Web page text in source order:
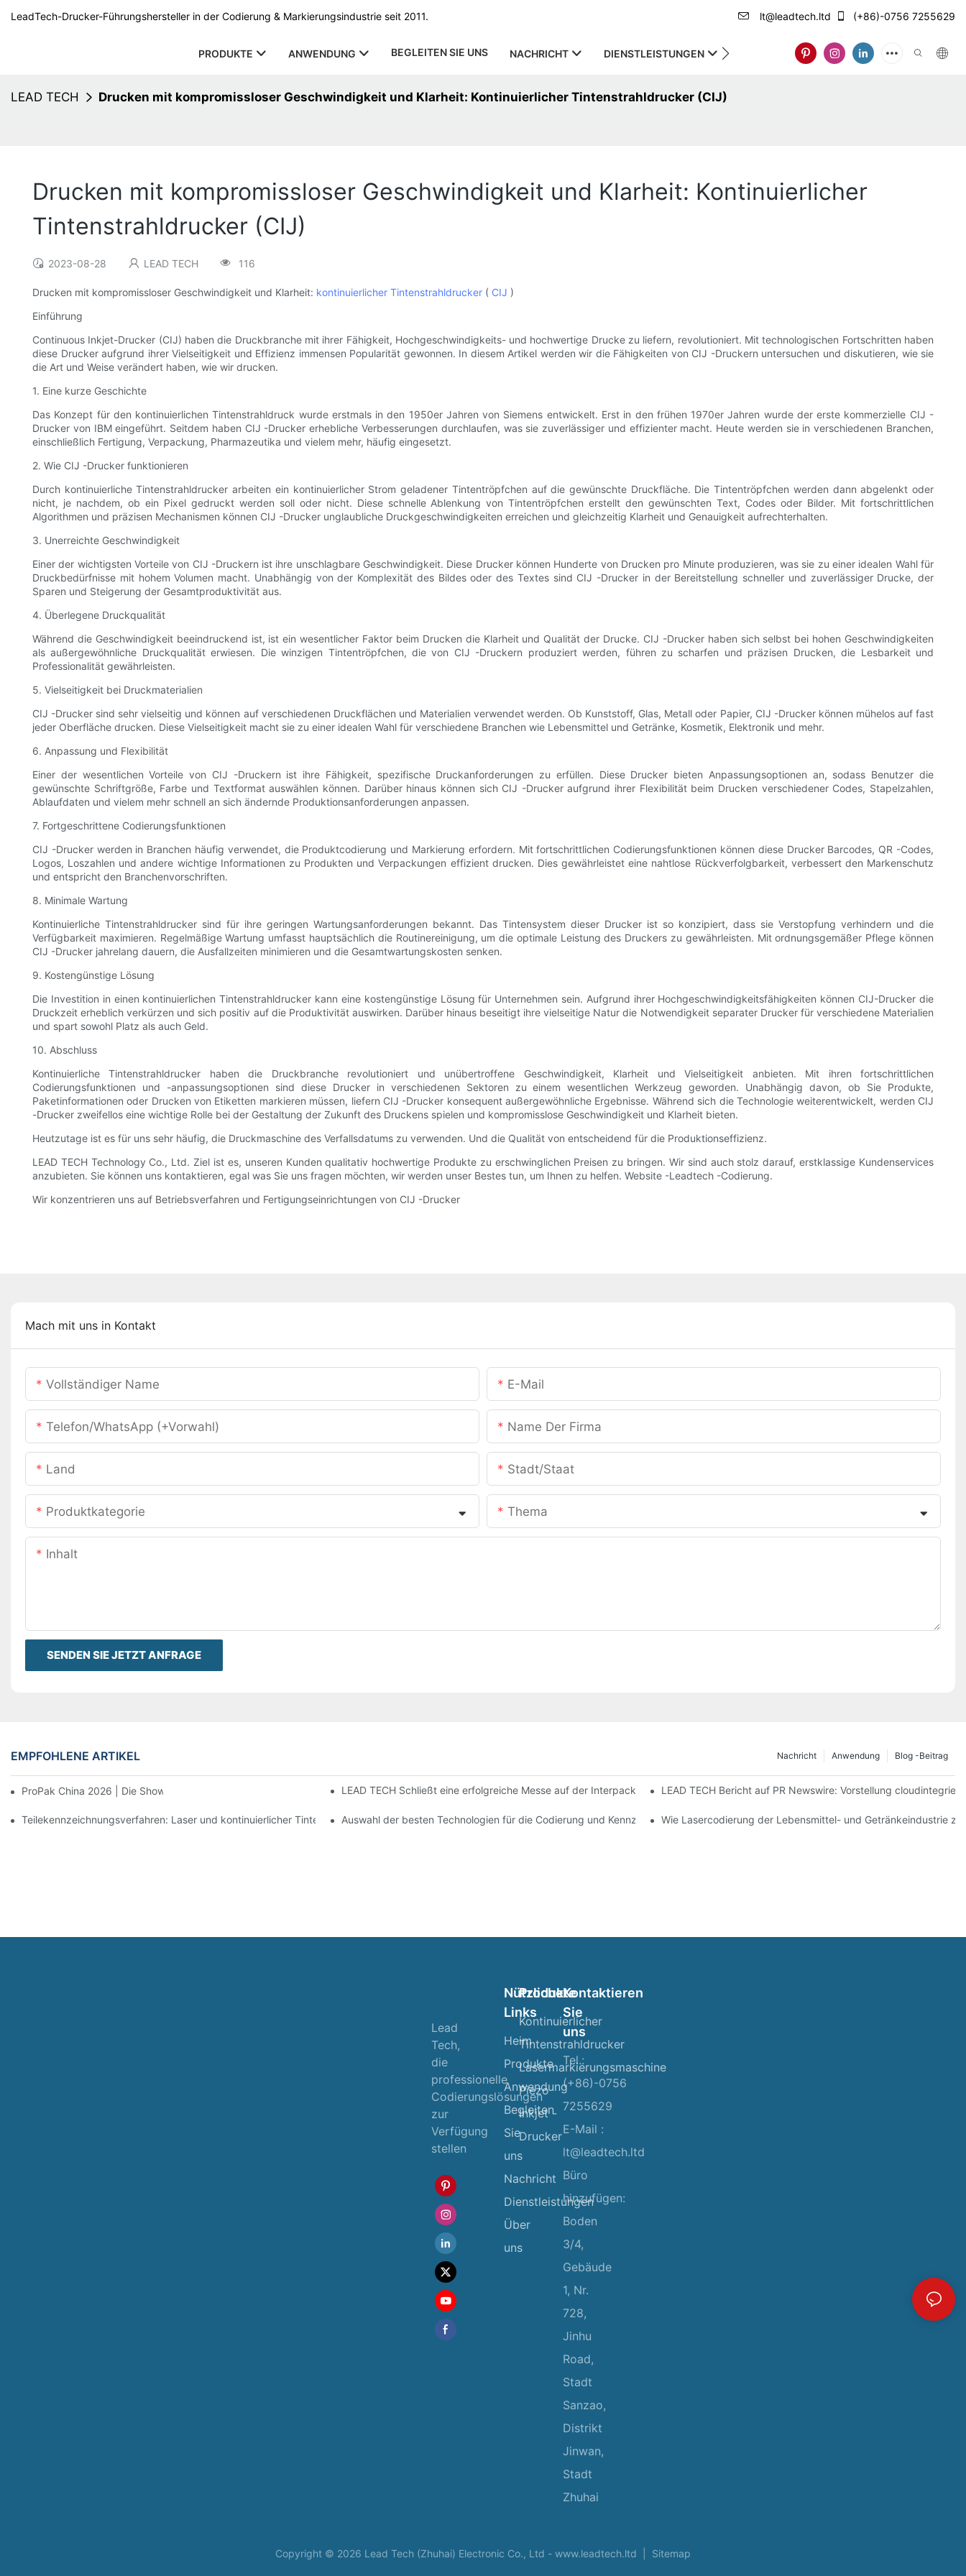
LeadTech-Drucker-Führungshersteller in der Codierung & Markierungsindustrie seit 2011. lt@leadtech.ltd (+86)-0756 7255629
PRODUKTE ANWENDUNG BEGLEITEN SIE UNS NACHRICHT DIENSTLEISTUNGEN
LEAD TECH Drucken mit kompromissloser Geschwindigkeit und Klarheit: Kontinuierlicher Tintenstrahldrucker (CIJ)
Drucken mit kompromissloser Geschwindigkeit und Klarheit: Kontinuierlicher
Tintenstrahldrucker (CIJ)
2023-08-28 LEAD TECH 116
Drucken mit kompromissloser Geschwindigkeit und Klarheit: kontinuierlicher Tintenstrahldrucker ( CIJ )
Einführung
Continuous Inkjet-Drucker (CIJ) haben die Druckbranche mit ihrer Fähigkeit, Hochgeschwindigkeits- und hochwertige Drucke zu liefern, revolutioniert. Mit technologischen Fortschritten haben
diese Drucker aufgrund ihrer Vielseitigkeit und Effizienz immensen Popularität gewonnen. In diesem Artikel werden wir die Fähigkeiten von CIJ -Druckern untersuchen und diskutieren, wie sie
die Art und Weise verändert haben, wie wir drucken.
1. Eine kurze Geschichte
Das Konzept für den kontinuierlichen Tintenstrahldruck wurde erstmals in den 1950er Jahren von Siemens entwickelt. Erst in den frühen 1970er Jahren wurde der erste kommerzielle CIJ -
Drucker von IBM eingeführt. Seitdem haben CIJ -Drucker erhebliche Verbesserungen durchlaufen, was sie zuverlässiger und effizienter macht. Heute werden sie in verschiedenen Branchen,
einschließlich Fertigung, Verpackung, Pharmazeutika und vielem mehr, häufig eingesetzt.
2. Wie CIJ -Drucker funktionieren
Durch kontinuierliche Tintenstrahldrucker arbeiten ein kontinuierlicher Strom geladener Tintentröpfchen auf die gewünschte Druckfläche. Die Tintentröpfchen werden dann abgelenkt oder
nicht, je nachdem, ob ein Pixel gedruckt werden soll oder nicht. Diese schnelle Ablenkung von Tintentröpfchen erstellt den gewünschten Text, Codes oder Bilder. Mit fortschrittlichen
Algorithmen und präzisen Mechanismen können CIJ -Drucker unglaubliche Druckgeschwindigkeiten erreichen und gleichzeitig Klarheit und Genauigkeit aufrechterhalten.
3. Unerreichte Geschwindigkeit
Einer der wichtigsten Vorteile von CIJ -Druckern ist ihre unschlagbare Geschwindigkeit. Diese Drucker können Hunderte von Drucken pro Minute produzieren, was sie zu einer idealen Wahl für
Druckbedürfnisse mit hohem Volumen macht. Unabhängig von der Komplexität des Bildes oder des Textes sind CIJ -Drucker in der Bereitstellung schneller und zuverlässiger Drucke, der
Sparen und Steigerung der Gesamtproduktivität aus.
4. Überlegene Druckqualität
Während die Geschwindigkeit beeindruckend ist, ist ein wesentlicher Faktor beim Drucken die Klarheit und Qualität der Drucke. CIJ -Drucker haben sich selbst bei hohen Geschwindigkeiten
als außergewöhnliche Druckqualität erwiesen. Die winzigen Tintentröpfchen, die von CIJ -Druckern produziert werden, führen zu scharfen und präzisen Drucken, die Lesbarkeit und
Professionalität gewährleisten.
5. Vielseitigkeit bei Druckmaterialien
CIJ -Drucker sind sehr vielseitig und können auf verschiedenen Druckflächen und Materialien verwendet werden. Ob Kunststoff, Glas, Metall oder Papier, CIJ -Drucker können mühelos auf fast
jeder Oberfläche drucken. Diese Vielseitigkeit macht sie zu einer idealen Wahl für verschiedene Branchen wie Lebensmittel und Getränke, Kosmetik, Elektronik und mehr.
6. Anpassung und Flexibilität
Einer der wesentlichen Vorteile von CIJ -Druckern ist ihre Fähigkeit, spezifische Druckanforderungen zu erfüllen. Diese Drucker bieten Anpassungsoptionen an, sodass Benutzer die
gewünschte Schriftgröße, Farbe und Textformat auswählen können. Darüber hinaus können sich CIJ -Drucker aufgrund ihrer Flexibilität beim Drucken verschiedener Codes, Stapelzahlen,
Ablaufdaten und vielem mehr schnell an sich ändernde Produktionsanforderungen anpassen.
7. Fortgeschrittene Codierungsfunktionen
CIJ -Drucker werden in Branchen häufig verwendet, die Produktcodierung und Markierung erfordern. Mit fortschrittlichen Codierungsfunktionen können diese Drucker Barcodes, QR -Codes,
Logos, Loszahlen und andere wichtige Informationen zu Produkten und Verpackungen effizient drucken. Dies gewährleistet eine nahtlose Rückverfolgbarkeit, verbessert den Markenschutz
und entspricht den Branchenvorschriften.
8. Minimale Wartung
Kontinuierliche Tintenstrahldrucker sind für ihre geringen Wartungsanforderungen bekannt. Das Tintensystem dieser Drucker ist so konzipiert, dass sie Verstopfung verhindern und die
Verfügbarkeit maximieren. Regelmäßige Wartung umfasst hauptsächlich die Routinereinigung, um die optimale Leistung des Druckers zu gewährleisten. Mit ordnungsgemäßer Pflege können
CIJ -Drucker jahrelang dauern, die Ausfallzeiten minimieren und die Gesamtwartungskosten senken.
9. Kostengünstige Lösung
Die Investition in einen kontinuierlichen Tintenstrahldrucker kann eine kostengünstige Lösung für Unternehmen sein. Aufgrund ihrer Hochgeschwindigkeitsfähigkeiten können CIJ-Drucker die
Druckzeit erheblich verkürzen und sich positiv auf die Produktivität auswirken. Darüber hinaus beseitigt ihre vielseitige Natur die Notwendigkeit separater Drucker für verschiedene Materialien
und spart sowohl Platz als auch Geld.
10. Abschluss
Kontinuierliche Tintenstrahldrucker haben die Druckbranche revolutioniert und unübertroffene Geschwindigkeit, Klarheit und Vielseitigkeit anbieten. Mit ihren fortschrittlichen
Codierungsfunktionen und -anpassungsoptionen sind diese Drucker in verschiedenen Sektoren zu einem wesentlichen Werkzeug geworden. Unabhängig davon, ob Sie Produkte,
Paketinformationen oder Drucken von Etiketten markieren müssen, liefern CIJ -Drucker konsequent außergewöhnliche Ergebnisse. Während sich die Technologie weiterentwickelt, werden CIJ
-Drucker zweifellos eine wichtige Rolle bei der Gestaltung der Zukunft des Druckens spielen und kompromisslose Geschwindigkeit und Klarheit bieten.
Heutzutage ist es für uns sehr häufig, die Druckmaschine des Verfallsdatums zu verwenden. Und die Qualität von entscheidend für die Produktionseffizienz.
LEAD TECH Technology Co., Ltd. Ziel ist es, unseren Kunden qualitativ hochwertige Produkte zu erschwinglichen Preisen zu bringen. Wir sind auch stolz darauf, erstklassige Kundenservices
anzubieten. Sie können uns kontaktieren, egal was Sie uns fragen möchten, wir werden unser Bestes tun, um Ihnen zu helfen. Website -Leadtech -Codierung.
Wir konzentrieren uns auf Betriebsverfahren und Fertigungseinrichtungen von CIJ -Drucker
Mach mit uns in Kontakt
Vollständiger Name E-Mail
Telefon/WhatsApp (+Vorwahl) Name Der Firma
Land Stadt/Staat
Produktkategorie Thema
Inhalt
SENDEN SIE JETZT ANFRAGE
EMPFOHLENE ARTIKEL Blog -Beitrag
Anwendung
Nachricht
ProPak China 2026 | Die Show ist vorbei, unser Service nicht. LEAD TECH Schließt eine erfolgreiche Messe auf der Interpack 2026 in Düsseldorf abLEAD TECH Bericht auf PR Newswire: Vorstellung
Teilekennzeichnungsverfahren: Laser und kontinuierlicher TintenstrahlAuswahl der besten Technologien für die Codierung und Kennzeichnung flexibler VerpackungenWie Lasercodierung der Lebensmittel- und Getränkeindustrie
Lead
Tech,
die
professionelle
Codierungslösungen
zur
Verfügung
stellen
Nützliche
Links
Heim
Produkte
Anwendung
Begleiten
Sie
uns
Nachricht
Dienstleistungen
Über
uns
Produkte
Kontinuierlicher
Tintenstrahldrucker
Lasermarkierungsmaschine
Piezo
Inkjet -
Drucker
Kontaktieren
Sie
uns
Tel.:
(+86)-0756
7255629
E-Mail :
lt@leadtech.ltd
Büro
hinzufügen:
Boden
3/4,
Gebäude
1, Nr.
728,
Jinhu
Road,
Stadt
Sanzao,
Distrikt
Jinwan,
Stadt
Zhuhai
Copyright © 2026 Lead Tech (Zhuhai) Electronic Co., Ltd - www.leadtech.ltd Sitemap